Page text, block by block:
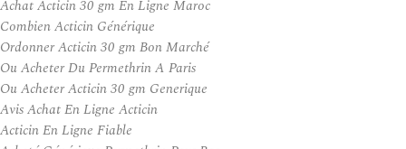
Achat Acticin 30 gm En Ligne Maroc
Combien Acticin Générique
Ordonner Acticin 30 gm Bon Marché
Ou Acheter Du Permethrin A Paris
Ou Acheter Acticin 30 gm Generique
Avis Achat En Ligne Acticin
Acticin En Ligne Fiable